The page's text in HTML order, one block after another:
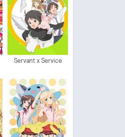
Servant x Service